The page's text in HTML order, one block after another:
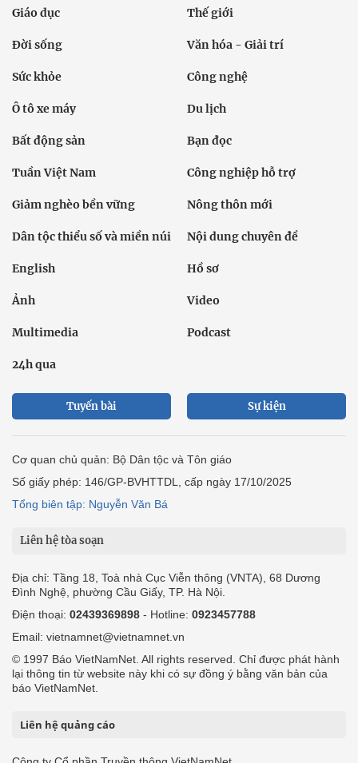
Giáo dục Thế giới
Đời sống Văn hóa - Giải trí
Sức khỏe Công nghệ
Ô tô xe máy Du lịch
Bất động sản Bạn đọc
Tuần Việt Nam Công nghiệp hỗ trợ
Giảm nghèo bền vững Nông thôn mới
Dân tộc thiểu số và miền núi Nội dung chuyên đề
English Hồ sơ
Ảnh Video
Multimedia Podcast
24h qua
Tuyến bài Sự kiện
Cơ quan chủ quản: Bộ Dân tộc và Tôn giáo
Số giấy phép: 146/GP-BVHTTDL, cấp ngày 17/10/2025
Tổng biên tập: Nguyễn Văn Bá
Liên hệ tòa soạn
Địa chỉ: Tầng 18, Toà nhà Cục Viễn thông (VNTA), 68 Dương
Đình Nghệ, phường Cầu Giấy, TP. Hà Nội.
Điện thoại: 02439369898 - Hotline: 0923457788
Email: vietnamnet@vietnamnet.vn
© 1997 Báo VietNamNet. All rights reserved. Chỉ được phát hành
lại thông tin từ website này khi có sự đồng ý bằng văn bản của
báo VietNamNet.
Liên hệ quảng cáo